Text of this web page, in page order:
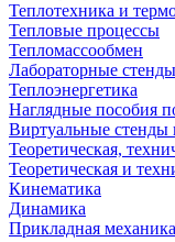
Теплотехника и
Тепловые процессы
Тепломассообмен
Лабораторные
Теплоэнергетика
Наглядные пособия
Виртуальные стенды
Теоретическая,
Теоретическая и
Кинематика
Динамика
Прикладная механика